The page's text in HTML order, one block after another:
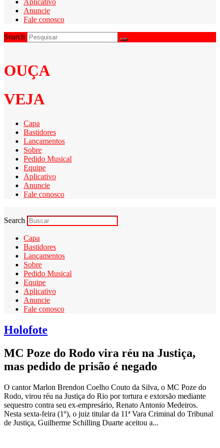
Anuncie
Fale conosco
Search
OUÇA
VEJA
Capa
Bastidores
Lançamentos
Sobre
Pedido Musical
Equipe
Aplicativo
Anuncie
Fale conosco
Search
Capa
Bastidores
Lançamentos
Sobre
Pedido Musical
Equipe
Aplicativo
Anuncie
Fale conosco
Holofote
MC Poze do Rodo vira réu na Justiça,
mas pedido de prisão é negado
O cantor Marlon Brendon Coelho Couto da Silva, o MC Poze do
Rodo, virou réu na Justiça do Rio por tortura e extorsão mediante
sequestro contra seu ex-empresário, Renato Antonio Medeiros.
Nesta sexta-feira (1º), o juiz titular da 11ª Vara Criminal do Tribunal
de Justiça, Guilherme Schilling Duarte aceitou a...